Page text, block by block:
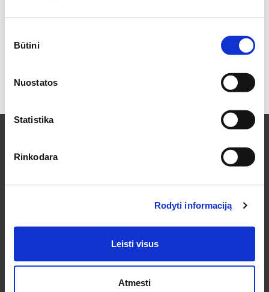
pasirinkimas
Būtini
Nuostatos
Statistika
Rinkodara
Rodyti informaciją
Leisti visus
Atmesti
SIŲSTI
Prenumeruokite naujienlaiškį ir sužinokite
Noriu gauti naujienlaiškį
Prenumeruodamas naujienlaiškį sutinku suPrivatumo politika.